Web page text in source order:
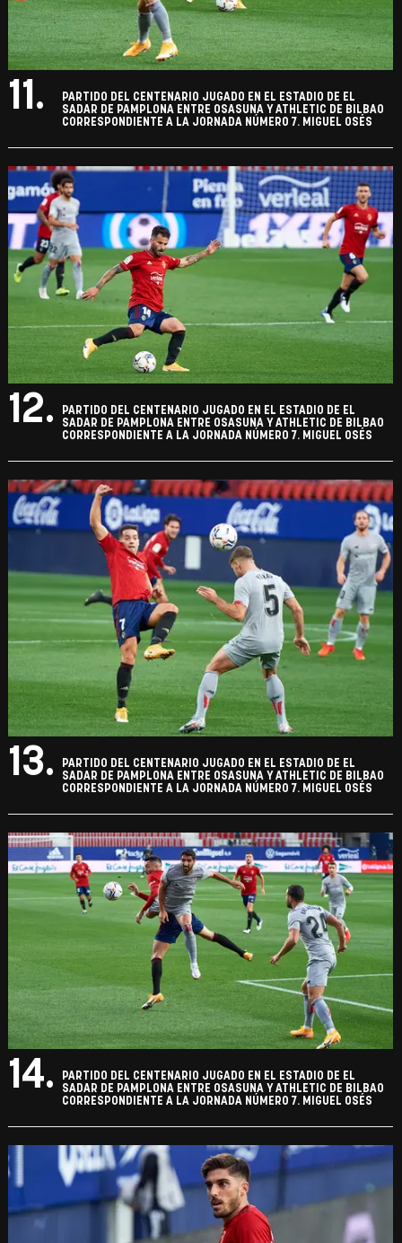
11.
PARTIDO DEL CENTENARIO JUGADO EN EL ESTADIO DE EL
SADAR DE PAMPLONA ENTRE OSASUNA Y ATHLETIC DE BILBAO
CORRESPONDIENTE A LA JORNADA NÚMERO 7. MIGUEL OSÉS
12.
PARTIDO DEL CENTENARIO JUGADO EN EL ESTADIO DE EL
SADAR DE PAMPLONA ENTRE OSASUNA Y ATHLETIC DE BILBAO
CORRESPONDIENTE A LA JORNADA NÚMERO 7. MIGUEL OSÉS
13.
PARTIDO DEL CENTENARIO JUGADO EN EL ESTADIO DE EL
SADAR DE PAMPLONA ENTRE OSASUNA Y ATHLETIC DE BILBAO
CORRESPONDIENTE A LA JORNADA NÚMERO 7. MIGUEL OSÉS
14.
PARTIDO DEL CENTENARIO JUGADO EN EL ESTADIO DE EL
SADAR DE PAMPLONA ENTRE OSASUNA Y ATHLETIC DE BILBAO
CORRESPONDIENTE A LA JORNADA NÚMERO 7. MIGUEL OSÉS